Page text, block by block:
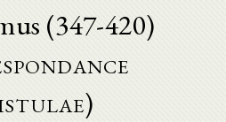
(347-420)